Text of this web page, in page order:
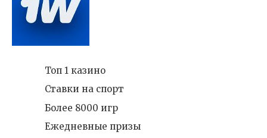
Топ 1 казино
Ставки на спорт
Более 8000 игр
Ежедневные призы